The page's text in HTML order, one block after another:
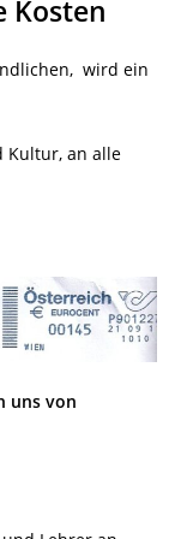
Kosten
wird ein
Kultur, an alle
uns von